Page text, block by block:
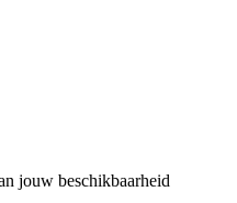
jouw beschikbaarheid